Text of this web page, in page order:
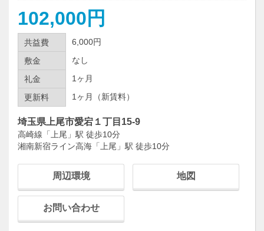
102,000円
共益費
6,000円
敷金
なし
礼金
1ヶ月
更新料
1ヶ月（新賃料）
埼玉県上尾市愛宕１丁目15-9
高崎線「上尾」駅 徒歩10分
湘南新宿ライン高海「上尾」駅 徒歩10分
周辺環境 地図
お問い合わせ